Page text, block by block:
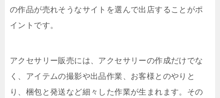
の作品が売れそうなサイトを選んで出店することがポ
イントです。
アクセサリー販売には、アクセサリーの作成だけでな
く、アイテムの撮影や出品作業、お客様とのやりと
り、梱包と発送など細々した作業が生まれます。その